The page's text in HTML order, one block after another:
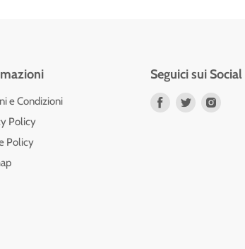
e Condizioni
Policy
Policy
Seguici sui Social
Trovaci Trovaci